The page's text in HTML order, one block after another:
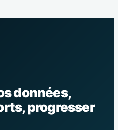
données,
progresser